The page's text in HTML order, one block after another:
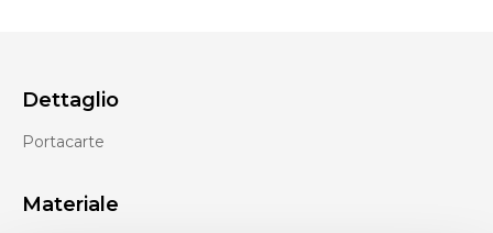
Dettaglio
Portacarte
Materiale